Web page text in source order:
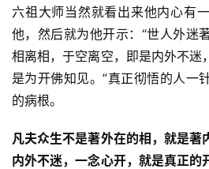
六祖大师当然就看出来他内心有
他，然后就为他开示：“世人外迷
相离相，于空离空，即是内外不迷
是为开佛知见。”真正彻悟的人一
的病根。
凡夫众生不是著外在的相，就是著
内外不迷，一念心开，就是真正的